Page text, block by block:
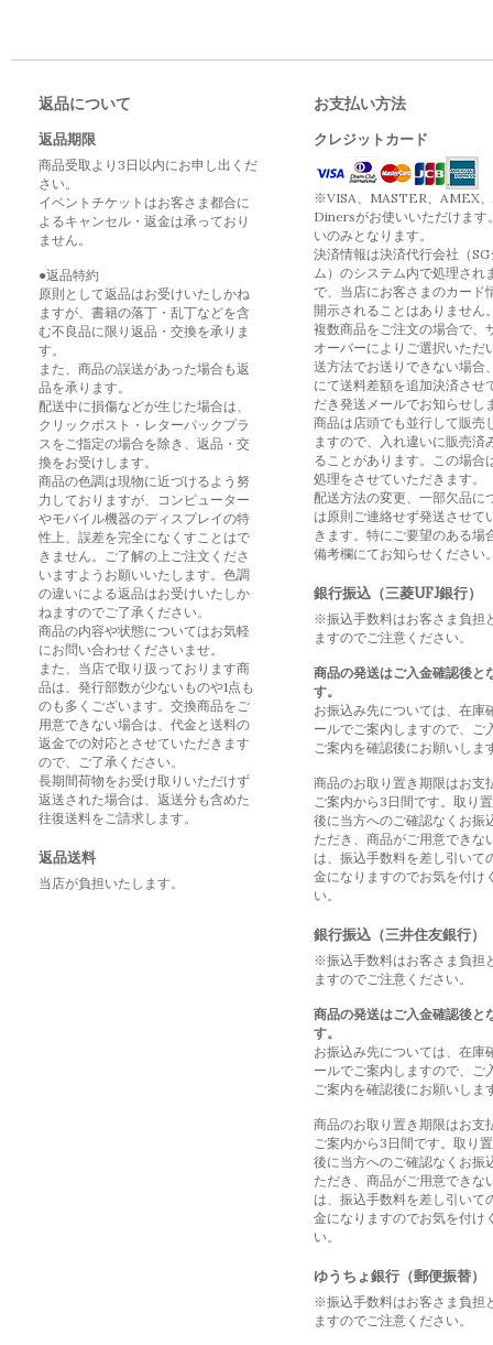
返品について
返品期限
商品受取より3日以内にお申し出くだ
さい。
イベントチケットはお客さま都合に
よるキャンセル・返金は承っており
ません。
●返品特約
原則として返品はお受けいたしかね
ますが、書籍の落丁・乱丁などを含
む不良品に限り返品・交換を承りま
す。
また、商品の誤送があった場合も返
品を承ります。
配送中に損傷などが生じた場合は、
クリックポスト・レターパックプラ
スをご指定の場合を除き、返品・交
換をお受けします。
商品の色調は現物に近づけるよう努
力しておりますが、コンピューター
やモバイル機器のディスプレイの特
性上、誤差を完全になくすことはで
きません。ご了解の上ご注文くださ
いますようお願いいたします。色調
の違いによる返品はお受けいたしか
ねますのでご了承ください。
商品の内容や状態についてはお気軽
にお問い合わせくださいませ。
また、当店で取り扱っております商
品は、発行部数が少ないものや1点も
のも多くございます。交換商品をご
用意できない場合は、代金と送料の
返金での対応とさせていただきます
ので、ご了承ください。
長期間荷物をお受け取りいただけず
返送された場合は、返送分も含めた
往復送料をご請求します。
返品送料
当店が負担いたします。
お支払い方法
クレジットカード
※VISA、MASTER、AMEX、
Dinersがお使いいただけます
いのみとなります。
決済情報は決済代行会社（
ム）のシステム内で処理され
で、当店にお客さまのカード
開示されることはありません
複数商品をご注文の場合で、
オーバーによりご選択いただ
送方法でお送りできない場合
にて送料差額を追加決済させ
だき発送メールでお知らせし
商品は店頭でも並行して販売
ますので、入れ違いに販売済
ることがあります。この場合
処理をさせていただきます。
配送方法の変更、一部欠品に
は原則ご連絡せず発送させて
きます。特にご要望のある場
備考欄にてお知らせください
銀行振込（三菱UFJ銀行）
※振込手数料はお客さま負担
ますのでご注意ください。
商品の発送はご入金確認後と
す。
お振込み先については、在庫
ールでご案内しますので、ご
ご案内を確認後にお願いしま
商品のお取り置き期限はお支
ご案内から3日間です。取り
後に当方へのご確認なくお振
ただき、商品がご用意できな
は、振込手数料を差し引いて
金になりますのでお気を付け
い。
銀行振込（三井住友銀行）
※振込手数料はお客さま負担
ますのでご注意ください。
商品の発送はご入金確認後と
す。
お振込み先については、在庫
ールでご案内しますので、ご
ご案内を確認後にお願いしま
商品のお取り置き期限はお支
ご案内から3日間です。取り
後に当方へのご確認なくお振
ただき、商品がご用意できな
は、振込手数料を差し引いて
金になりますのでお気を付け
い。
ゆうちょ銀行（郵便振替）
※振込手数料はお客さま負担
ますのでご注意ください。